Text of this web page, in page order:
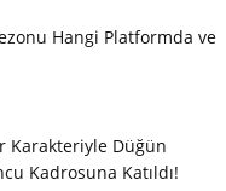
Hangi Platformda ve
Karakteriyle Düğün
Kadrosuna Katıldı!